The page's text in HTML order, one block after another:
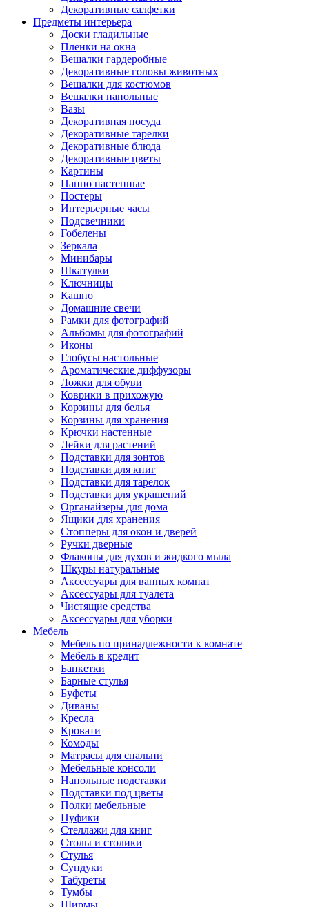
Декоративные салфетки
Предметы интерьера
Доски гладильные
Пленки на окна
Вешалки гардеробные
Декоративные головы животных
Вешалки для костюмов
Вешалки напольные
Вазы
Декоративная посуда
Декоративные тарелки
Декоративные блюда
Декоративные цветы
Картины
Панно настенные
Постеры
Интерьерные часы
Подсвечники
Гобелены
Зеркала
Минибары
Шкатулки
Ключницы
Кашпо
Домашние свечи
Рамки для фотографий
Альбомы для фотографий
Иконы
Глобусы настольные
Ароматические диффузоры
Ложки для обуви
Коврики в прихожую
Корзины для белья
Корзины для хранения
Крючки настенные
Лейки для растений
Подставки для зонтов
Подставки для книг
Подставки для тарелок
Подставки для украшений
Органайзеры для дома
Ящики для хранения
Стопперы для окон и дверей
Ручки дверные
Флаконы для духов и жидкого мыла
Шкуры натуральные
Аксессуары для ванных комнат
Аксессуары для туалета
Чистящие средства
Аксессуары для уборки
Мебель
Мебель по принадлежности к комнате
Мебель в кредит
Банкетки
Барные стулья
Буфеты
Диваны
Кресла
Кровати
Комоды
Матрасы для спальни
Мебельные консоли
Напольные подставки
Подставки под цветы
Полки мебельные
Пуфики
Стеллажи для книг
Столы и столики
Стулья
Сундуки
Табуреты
Тумбы
Ширмы